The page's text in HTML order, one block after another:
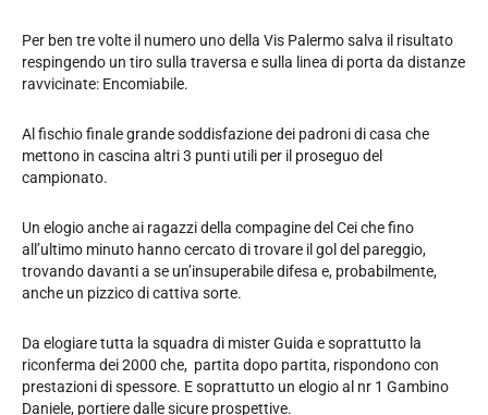
Per ben tre volte il numero uno della Vis Palermo salva il risultato
respingendo un tiro sulla traversa e sulla linea di porta da distanze
ravvicinate: Encomiabile.
Al fischio finale grande soddisfazione dei padroni di casa che
mettono in cascina altri 3 punti utili per il proseguo del
campionato.
Un elogio anche ai ragazzi della compagine del Cei che fino
all’ultimo minuto hanno cercato di trovare il gol del pareggio,
trovando davanti a se un’insuperabile difesa e, probabilmente,
anche un pizzico di cattiva sorte.
Da elogiare tutta la squadra di mister Guida e soprattutto la
riconferma dei 2000 che, partita dopo partita, rispondono con
prestazioni di spessore. E soprattutto un elogio al nr 1 Gambino
Daniele, portiere dalle sicure prospettive.